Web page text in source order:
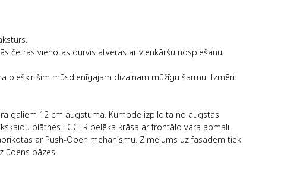
četras vienotas durvis atveras ar vienkāršu nospiešanu.
piešķir šim mūsdienīgajam dizainam mūžīgu šarmu. Izmēri:
galiem 12 cm augstumā. Kumode izpildīta no augstas
plātnes EGGER pelēka krāsa ar frontālo vara apmali.
ar Push-Open mehānismu. Zīmējums uz fasādēm tiek
ūdens bāzes.